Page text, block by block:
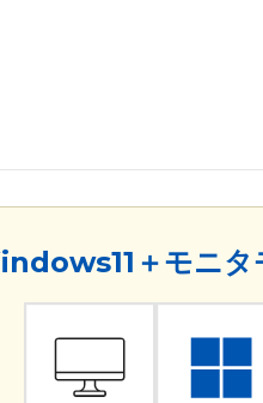
＋モニタ